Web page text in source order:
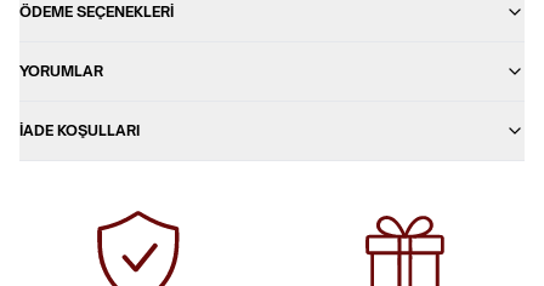
ÖDEME SEÇENEKLERI
YORUMLAR
İADE KOŞULLARI